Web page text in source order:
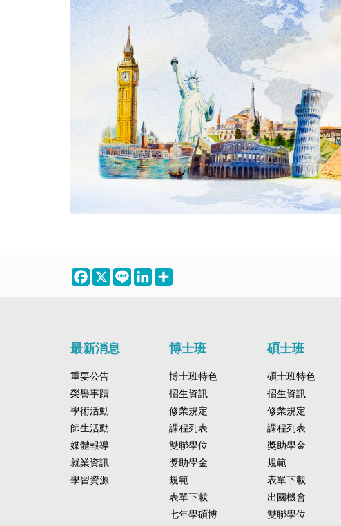
Facebook
X Line LinkedIn
最新消息
重要公告
榮譽事蹟
學術活動
師生活動
媒體報導
就業資訊
學習資源
博士班
博士班特色
招生資訊
修業規定
課程列表
雙聯學位
獎助學金
規範
表單下載
七年學碩博
碩士班
碩士班特色
招生資訊
修業規定
課程列表
獎助學金
規範
表單下載
出國機會
雙聯學位